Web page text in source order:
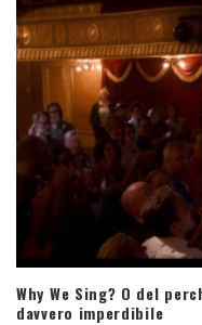
Why We Sing? O del
davvero imperdibile